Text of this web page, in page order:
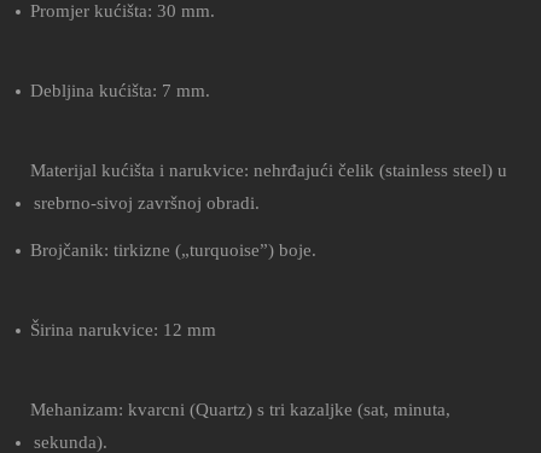
Promjer kućišta: 30 mm.
Debljina kućišta: 7 mm.
Materijal kućišta i narukvice: nehrđajući čelik (stainless steel) u
srebrno-sivoj završnoj obradi.
Brojčanik: tirkizne („turquoise”) boje.
Širina narukvice: 12 mm
Mehanizam: kvarcni (Quartz) s tri kazaljke (sat, minuta,
sekunda).